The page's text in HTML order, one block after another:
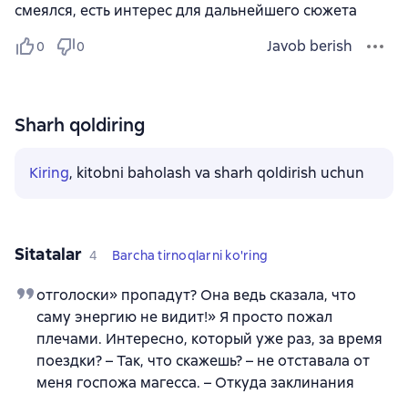
смеялся, есть интерес для дальнейшего сюжета
0 0 Javob berish
Sharh qoldiring
Kiring, kitobni baholash va sharh qoldirish uchun
Sitatalar 4 Barcha tirnoqlarni ko'ring
отголоски» пропадут? Она ведь сказала, что
саму энергию не видит!» Я просто пожал
плечами. Интересно, который уже раз, за время
поездки? – Так, что скажешь? – не отставала от
меня госпожа магесса. – Откуда заклинания